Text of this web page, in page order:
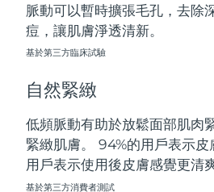
脈動可以暫時擴張毛孔，去除
痘，讓肌膚淨透清新。
基於第三方臨床試驗
自然緊緻
低頻脈動有助於放鬆面部肌肉
緊緻肌膚。 94%的用戶表示皮
用戶表示使用後皮膚感覺更清爽
基於第三方消費者測試
留尼旺
羅馬尼亞
俄羅斯
沙烏地阿拉伯
新加坡